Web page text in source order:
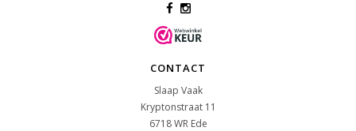
CONTACT
Slaap Vaak
Kryptonstraat 11
6718 WR Ede